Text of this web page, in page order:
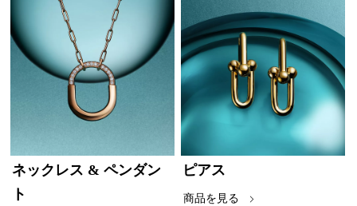
ネックレス & ペンダン
ト
ピアス
商品を見る